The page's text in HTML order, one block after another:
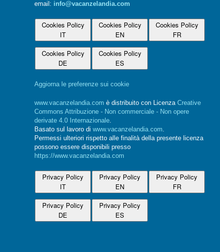
email: info@vacanzelandia.com
Cookies Policy
IT
Cookies Policy
EN
Cookies Policy
FR
Cookies Policy
DE
Cookies Policy
ES
Aggiorna le preferenze sui cookie
www.vacanzelandia.com è distribuito con Licenza Creative
Commons Attribuzione - Non commerciale - Non opere
derivate 4.0 Internazionale.
Basato sul lavoro di www.vacanzelandia.com.
Permessi ulteriori rispetto alle finalità della presente licenza
possono essere disponibili presso
https://www.vacanzelandia.com
Privacy Policy
IT
Privacy Policy
EN
Privacy Policy
FR
Privacy Policy
DE
Privacy Policy
ES